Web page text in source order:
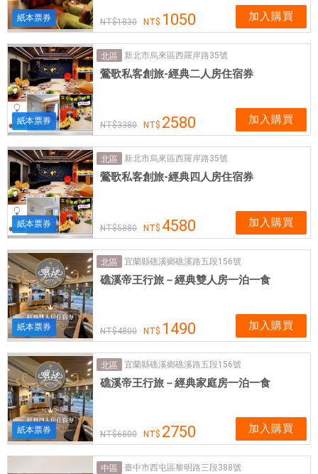
紙本票券 1830 1050 加入購買
紙本票券
北區 新北市烏來區西羅岸路35號
鶯歌私客創旅-經典二人房住宿券
3380 2580 加入購買
紙本票券
北區 新北市烏來區西羅岸路35號
鶯歌私客創旅-經典四人房住宿券
5880 4580 加入購買
紙本票券
北區 宜蘭縣礁溪鄉礁溪路五段156號
礁溪帝王行旅－經典雙人房一泊一食
4800 1490 加入購買
紙本票券
北區 宜蘭縣礁溪鄉礁溪路五段156號
礁溪帝王行旅－經典家庭房一泊一食
6800 2750 加入購買
中區 臺中市西屯區黎明路三段388號